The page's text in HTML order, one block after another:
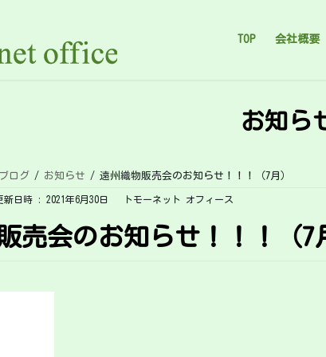
TOP 会社概要
お知ら
ログ お知らせ 遠州織物販売会のお知らせ！！！（7月）
新日時 : 2021年6月30日 トモーネット オフィース
売会のお知らせ！！！（7